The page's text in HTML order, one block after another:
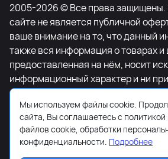
2005-2026 © Все права
сайте не является публичной
ваше внимание на то, что данный
также вся информация о товарах и
предоставленная на нём, носит
информационный характер и ни
является публичной офертой,
положениями Статьи 437
Российской Федерации. Для
информации о наличии и
товаров и (или) услуг, пожалуйста,
Мы используем файлы cookie.
сайта, Вы соглашаетесь с
файлов cookie, обработки
конфиденциальности. Подробнее